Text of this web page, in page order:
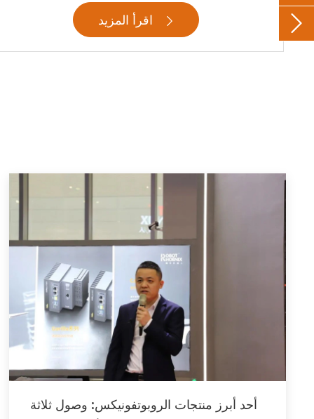
اقرأ المزيد 
أحد أبرز منتجات الروبوتفونيكس: وصول ثلاثة
